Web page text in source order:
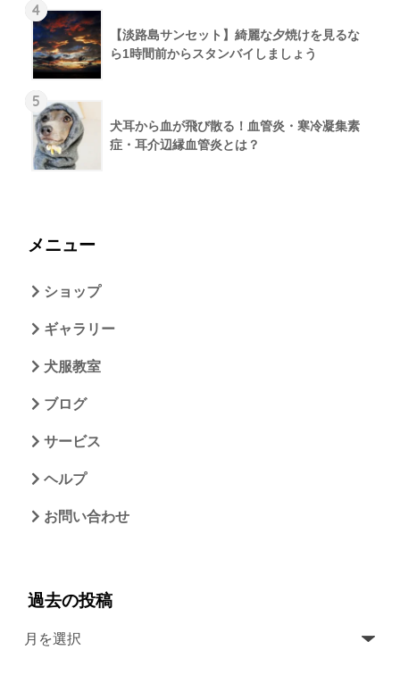
4
【淡路島サンセット】綺麗な夕焼けを見るな
ら1時間前からスタンバイしましょう
5
犬耳から血が飛び散る！血管炎・寒冷凝集素
症・耳介辺縁血管炎とは？
メニュー
ショップ
ギャラリー
犬服教室
ブログ
サービス
ヘルプ
お問い合わせ
過去の投稿